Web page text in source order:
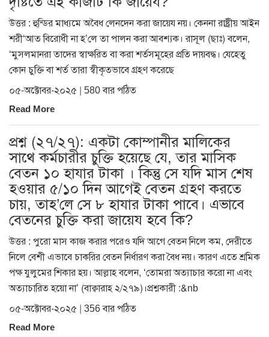
উত্তর : হুন্ডির মাধ্যমে অবৈধ লেনদেন করা জায়েয নয়। কেননা রাষ্ট্রীয় আইন
শরী‘আত বিরোধী না হ’লে তা পালন করা আবশ্যক। রাসূল (ছাঃ) বলেন,
‘মুসলমানরা তাদের স্বাক্ষরিত বা করা শর্তসমূহের প্রতি দায়বদ্ধ। যেহেতু
কোন চুক্তি বা শর্ত তারা স্বীকৃতভাবে গ্রহণ করেছে
০৫-অক্টোবর-২০২৫ | 580 বার পঠিত
Read More
প্রশ্ন (২৭/২৭): একটা কোম্পানীর মালিকের
সাথে কর্মচারীর চুক্তি হয়েছে যে, তার মাসিক
বেতন ১০ হাযার টাকা । কিন্তু সে যদি মাস শেষ
হওয়ার ৫/১০ দিন আগেই বেতন গ্রহণ করতে
চায়, তাহ’লে সে ৮ হাযার টাকা পাবে। এভাবে
বেতনের চুক্তি করা জায়েয হবে কি?
উত্তর : পুরো মাস কাজ করার পরেও যদি আগে বেতন নিলে কম, দেরীতে
নিলে বেশী এভাবে চাকরির বেতন নির্ধারণ করা বৈধ নয়। কারণ এতে শ্রমিক
পক্ষ যুলুমের শিকার হয়। আল্লাহ বলেন, ‘তোমরা অত্যাচার করো না এবং
অত্যাচারিত হয়ো না’ (বাক্বারাহ ২/২৭৯)।প্রশ্নকারী :&nb
০৫-অক্টোবর-২০২৫ | 356 বার পঠিত
Read More